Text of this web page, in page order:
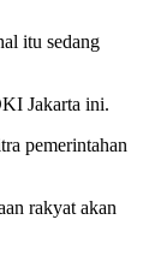
itu sedang
Jakarta ini.
pemerintahan
rakyat akan